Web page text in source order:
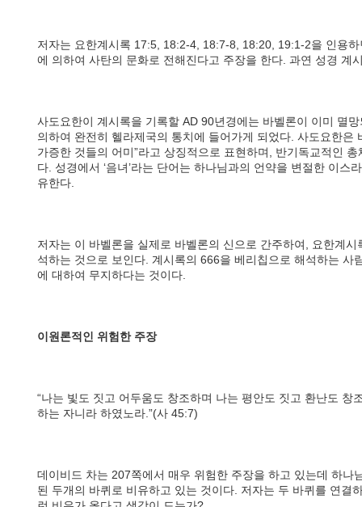
저자는 요한계시록 17:5, 18:2-4, 18:7-8, 18:20, 19:1-2을 인용
에 의하여 사탄의 문화로 전해진다고 주장을 한다. 과연 성경 계
사도요한이 계시록을 기록할 AD 90년경에는 바벨론이 이미 멸
의하여 완전히 헬라제국의 통치에 들어가게 되었다. 사도요한은
가증한 것들의 어미”라고 상징적으로 표현하며, 반기독교적인
다. 성경에서 ‘음녀’라는 단어는 하나님과의 언약을 변절한 이스
유한다.
저자는 이 바벨론을 실제로 바벨론의 신으로 간주하여, 요한계
석하는 것으로 보인다. 계시록의 666을 베리칩으로 해석하는 사
에 대하여 무지하다는 것이다.
이원론적인 위험한 주장
“나는 빛도 짓고 어두움도 창조하며 나는 평안도 짓고 환난도 창
하는 자니라 하였노라.”(사 45:7)
데이비드 차는 207쪽에서 매우 위험한 주장을 하고 있는데 하나
된 두개의 바퀴로 비유하고 있는 것이다. 저자는 두 바퀴를 연결